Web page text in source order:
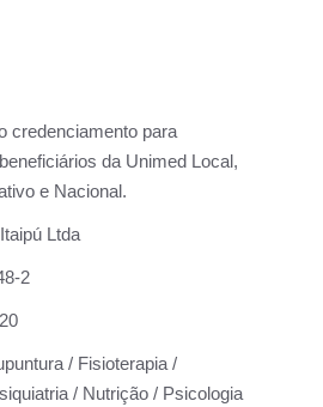
credenciamento para
da Unimed Local,
e Nacional.
Ltda
2
/ Fisioterapia /
/ Nutrição / Psicologia